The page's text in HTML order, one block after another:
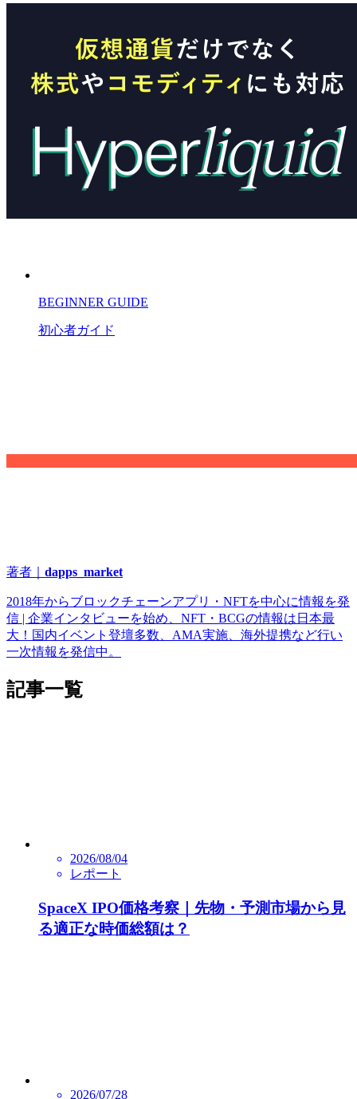
BEGINNER GUIDE
初心者ガイド
著者｜ dapps_market
2018年からブロックチェーンアプリ・NFTを中心に情報を発
信 | 企業インタビューを始め、NFT・BCGの情報は日本最
大！国内イベント登壇多数、AMA実施、海外提携など行い
一次情報を発信中。
記事一覧
2026/08/04
レポート
SpaceX IPO価格考察｜先物・予測市場から見
る適正な時価総額は？
2026/07/28